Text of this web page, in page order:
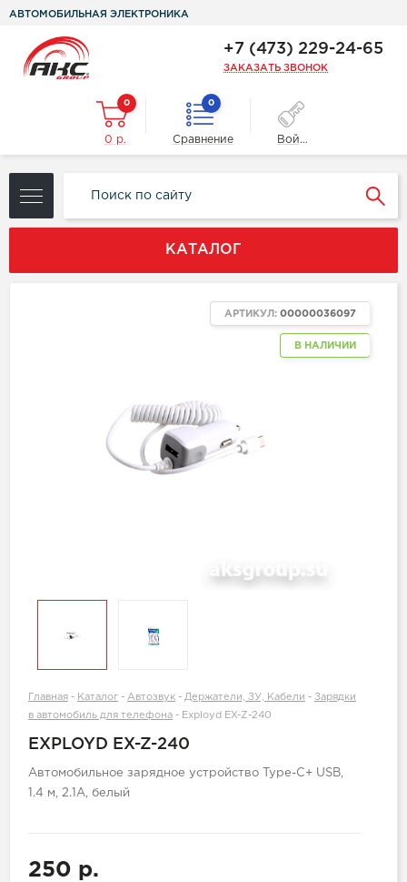
АВТОМОБИЛЬНАЯ ЭЛЕКТРОНИКА
+7 (473) 229-24-65
ЗАКАЗАТЬ ЗВОНОК
0
0 р.
0
Сравнение Войти
КАТАЛОГ
В НАЛИЧИИ
АРТИКУЛ: 00000036097
Главная - Каталог - Автозвук - Держатели, ЗУ, Кабели - Зарядки
в автомобиль для телефона - Exployd EX-Z-240
EXPLOYD EX-Z-240
Автомобильное зарядное устройство Type-C+ USB,
1.4 м, 2.1А, белый
250 р.